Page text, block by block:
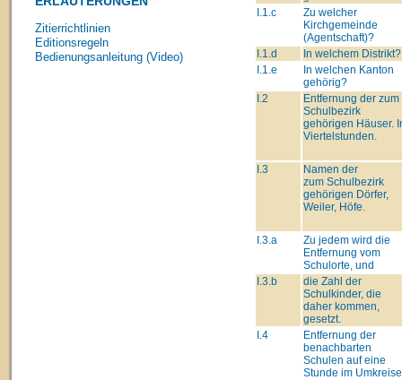
Zitierrichtlinien
Editionsregeln
Bedienungsanleitung (Video)
I.1.c
Zu welcher
Kirchgemeinde
(Agentschaft)?
I.1.d
In welchem Distrikt?
I.1.e
In welchen Kanton
gehörig?
I.2
Entfernung der zum
Schulbezirk
gehörigen Häuser.
Viertelstunden.
I.3
Namen der
zum Schulbezirk
gehörigen Dörfer,
Weiler, Höfe.
I.3.a
Zu jedem wird die
Entfernung vom
Schulorte, und
I.3.b
die Zahl der
Schulkinder, die
daher kommen,
gesetzt.
I.4
Entfernung der
benachbarten
Schulen auf eine
Stunde im